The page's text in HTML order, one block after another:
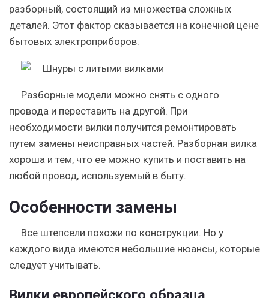
разборный, состоящий из множества сложных
деталей. Этот фактор сказывается на конечной цене
бытовых электроприборов.
Разборные модели можно снять с одного
провода и переставить на другой. При
необходимости вилки получится ремонтировать
путем замены неисправных частей. Разборная вилка
хороша и тем, что ее можно купить и поставить на
любой провод, используемый в быту.
Особенности замены
Все штепсели похожи по конструкции. Но у
каждого вида имеются небольшие нюансы, которые
следует учитывать.